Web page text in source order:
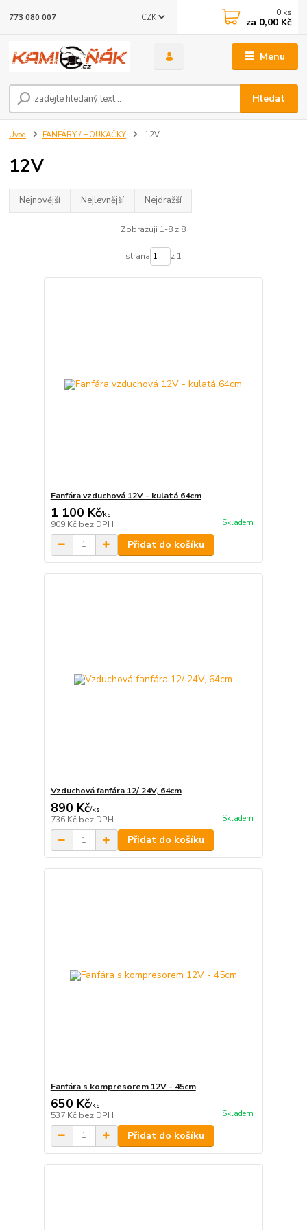
Menu
CZK
Hledat
773 080 007 0 ks
za 0,00 Kč
Úvod FANFÁRY / HOUKAČKY 12V
12V
Nejnovější Nejlevnější Nejdražší
Zobrazuji 1-8 z 8
strana z 1
Fanfára vzduchová 12V - kulatá 64cm
1 100 Kč/ks
909 Kč bez DPH Skladem
Přidat do košíku
Vzduchová fanfára 12/ 24V, 64cm
890 Kč/ks
736 Kč bez DPH Skladem
Přidat do košíku
Fanfára s kompresorem 12V - 45cm
650 Kč/ks
537 Kč bez DPH Skladem
Přidat do košíku